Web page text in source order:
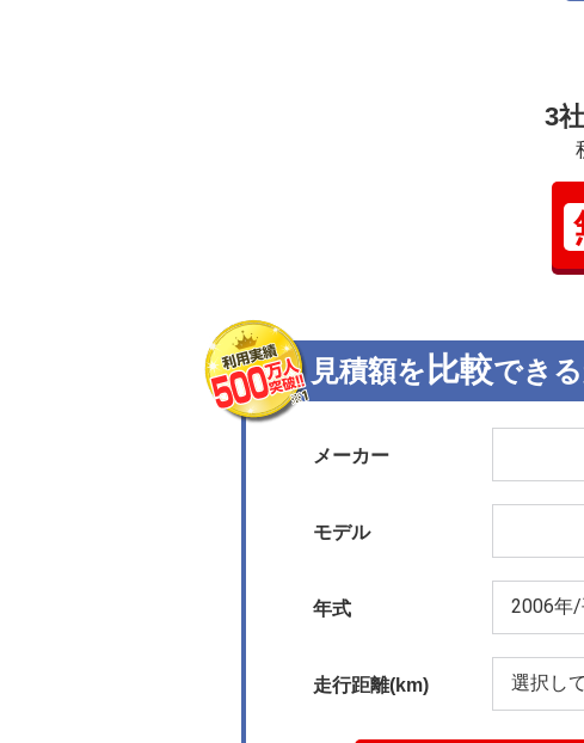
3
見積額を 比較でき
メーカー
モデル
年式
走行距離(km)